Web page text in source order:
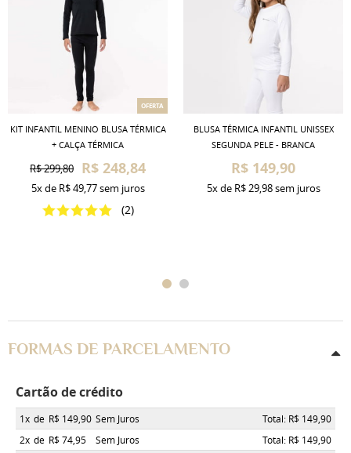
OFERTA
KIT INFANTIL MENINO BLUSA TÉRMICA
+ CALÇA TÉRMICA
R$ 299,80 R$ 248,84
(2)
5xde R$ 49,77sem juros
BLUSA TÉRMICA INFANTIL UNISSEX
SEGUNDA PELE - BRANCA
R$ 149,90
5xde R$ 29,98sem juros
FORMAS DE PARCELAMENTO
Cartão de crédito
1x de R$ 149,90 Sem Juros
Total: R$ 149,90
2x de R$ 74,95 Sem Juros
Total: R$ 149,90